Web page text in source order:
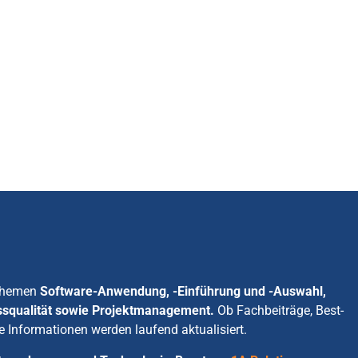
Software-Anwendung, -Einführung und -Auswahl,
sowie Projektmanagement. Ob Fachbeiträge, Best-
Informationen werden laufend aktualisiert.